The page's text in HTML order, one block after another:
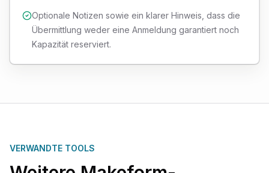
Optionale Notizen sowie ein klarer Hinweis, dass die
Übermittlung weder eine Anmeldung garantiert noch
Kapazität reserviert.
VERWANDTE TOOLS